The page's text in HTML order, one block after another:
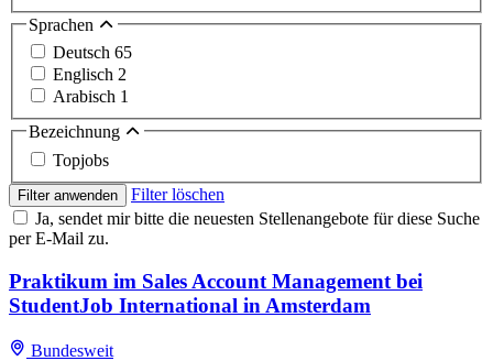
Sprachen
Deutsch 65
Englisch 2
Arabisch 1
Bezeichnung
Topjobs
Filter anwenden
Filter löschen
Ja, sendet mir bitte die neuesten Stellenangebote für diese Suche
per E-Mail zu.
Praktikum im Sales Account Management bei
StudentJob International in Amsterdam
Bundesweit